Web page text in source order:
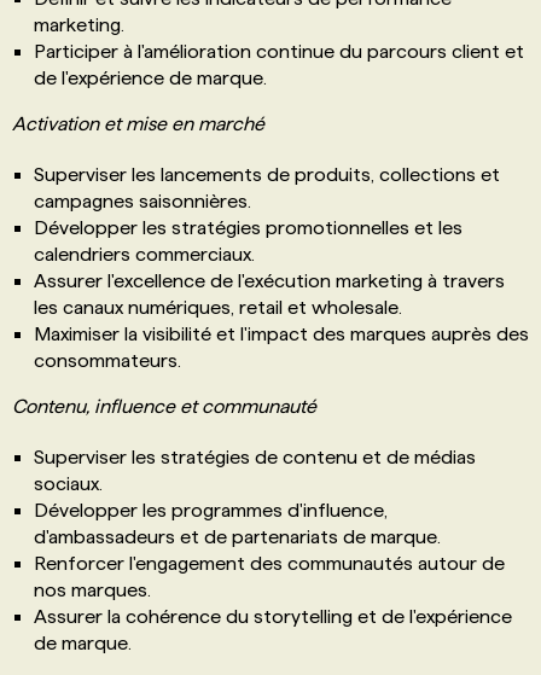
marketing.
Participer à l'amélioration continue du parcours client et
de l'expérience de marque.
Activation et mise en marché
Superviser les lancements de produits, collections et
campagnes saisonnières.
Développer les stratégies promotionnelles et les
calendriers commerciaux.
Assurer l'excellence de l'exécution marketing à travers
les canaux numériques, retail et wholesale.
Maximiser la visibilité et l'impact des marques auprès des
consommateurs.
Contenu, influence et communauté
Superviser les stratégies de contenu et de médias
sociaux.
Développer les programmes d'influence,
d'ambassadeurs et de partenariats de marque.
Renforcer l'engagement des communautés autour de
nos marques.
Assurer la cohérence du storytelling et de l'expérience
de marque.